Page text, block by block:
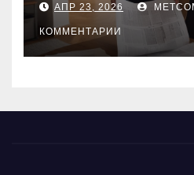
проверка
АПР 23, 2026
КОММЕНТАРИИ